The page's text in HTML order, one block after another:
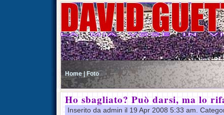
Home | Foto
Ho sbagliato? Può darsi, ma lo
Inserito da admin il 19 Apr 2008 5:33 am.